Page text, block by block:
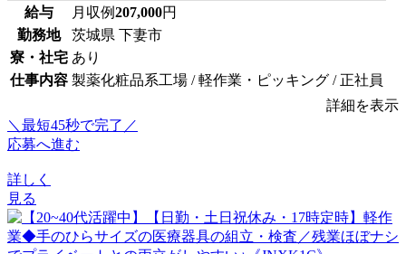
給与 月収例207,000円
勤務地
茨城県 下妻市
寮・社宅 あり
仕事内容 製薬化粧品系工場 / 軽作業・ピッキング / 正社員
詳細を表示
＼最短45秒で完了／
応募へ進む
詳しく
見る